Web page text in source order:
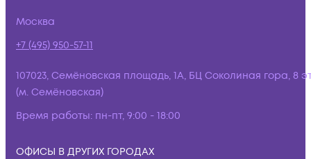
Москва
+7 (495) 950-57-11
107023, Семёновская площадь, 1А, БЦ Соколиная гора, 8
(м. Семёновская)
Время работы: пн-пт, 9:00 - 18:00
ОФИСЫ В ДРУГИХ ГОРОДАХ